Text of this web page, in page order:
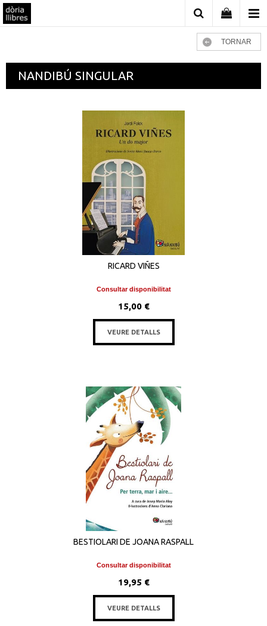
TORNAR
NANDIBÚ SINGULAR
RICARD VIÑES
Consultar disponibilitat
15,00 €
VEURE DETALLS
BESTIOLARI DE JOANA RASPALL
Consultar disponibilitat
19,95 €
VEURE DETALLS